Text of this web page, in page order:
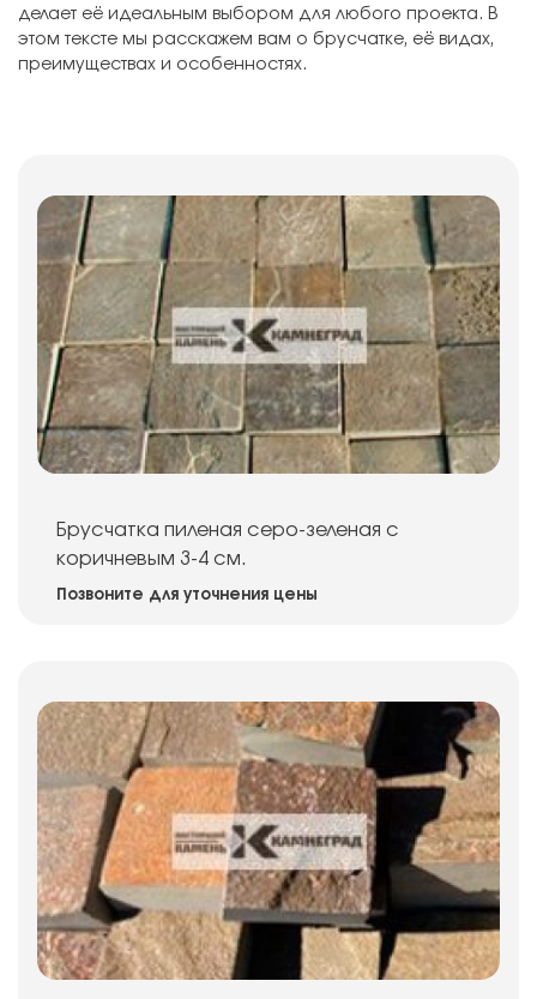
делает её идеальным выбором для любого проекта. В
этом тексте мы расскажем вам о брусчатке, её видах,
преимуществах и особенностях.
Брусчатка пиленая серо-зеленая с
коричневым 3-4 см.
Позвоните для уточнения цены